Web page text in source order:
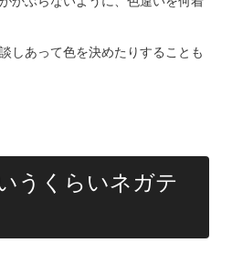
しあって色を決めたりすることも
うくらいネガテ